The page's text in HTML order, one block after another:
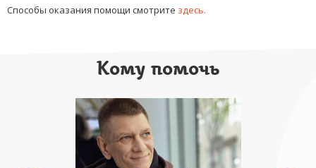
Способы оказания помощи смотрите здесь.
Кому помочь